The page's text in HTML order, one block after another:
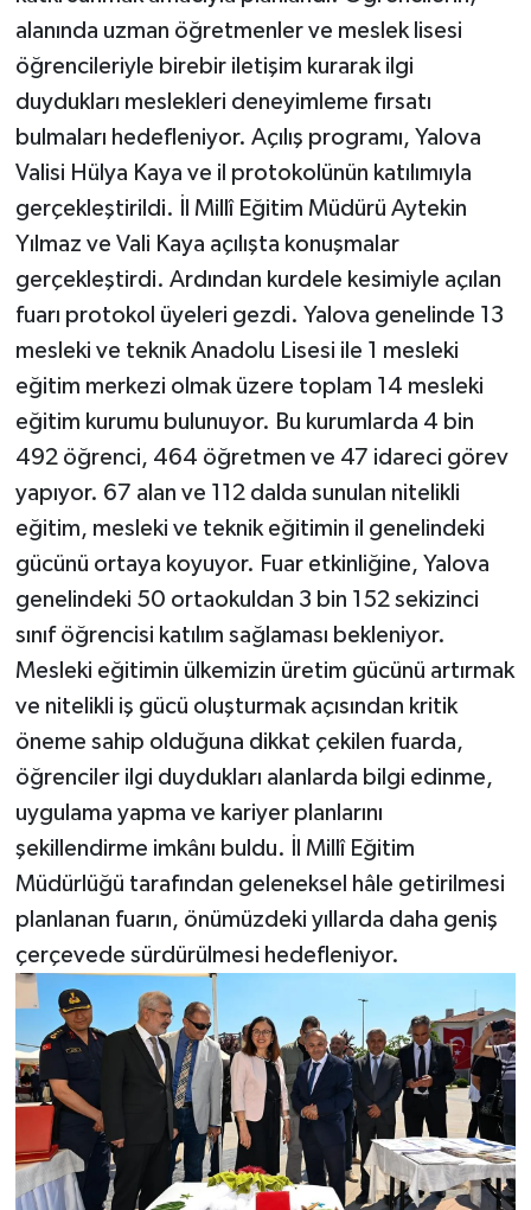
alanında uzman öğretmenler ve meslek lisesi
öğrencileriyle birebir iletişim kurarak ilgi
duydukları meslekleri deneyimleme fırsatı
bulmaları hedefleniyor. Açılış programı, Yalova
Valisi Hülya Kaya ve il protokolünün katılımıyla
gerçekleştirildi. İl Millî Eğitim Müdürü Aytekin
Yılmaz ve Vali Kaya açılışta konuşmalar
gerçekleştirdi. Ardından kurdele kesimiyle açılan
fuarı protokol üyeleri gezdi. Yalova genelinde 13
mesleki ve teknik Anadolu Lisesi ile 1 mesleki
eğitim merkezi olmak üzere toplam 14 mesleki
eğitim kurumu bulunuyor. Bu kurumlarda 4 bin
492 öğrenci, 464 öğretmen ve 47 idareci görev
yapıyor. 67 alan ve 112 dalda sunulan nitelikli
eğitim, mesleki ve teknik eğitimin il genelindeki
gücünü ortaya koyuyor. Fuar etkinliğine, Yalova
genelindeki 50 ortaokuldan 3 bin 152 sekizinci
sınıf öğrencisi katılım sağlaması bekleniyor.
Mesleki eğitimin ülkemizin üretim gücünü artırmak
ve nitelikli iş gücü oluşturmak açısından kritik
öneme sahip olduğuna dikkat çekilen fuarda,
öğrenciler ilgi duydukları alanlarda bilgi edinme,
uygulama yapma ve kariyer planlarını
şekillendirme imkânı buldu. İl Millî Eğitim
Müdürlüğü tarafından geleneksel hâle getirilmesi
planlanan fuarın, önümüzdeki yıllarda daha geniş
çerçevede sürdürülmesi hedefleniyor.